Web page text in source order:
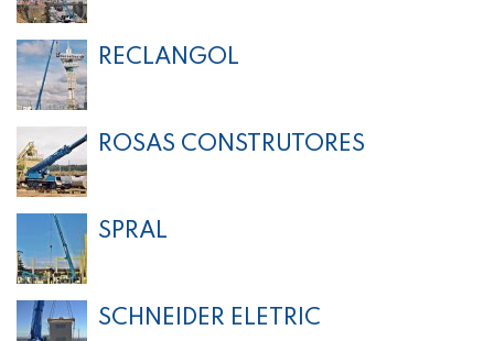
RECLANGOL
ROSAS CONSTRUTORES
SPRAL
SCHNEIDER ELETRIC